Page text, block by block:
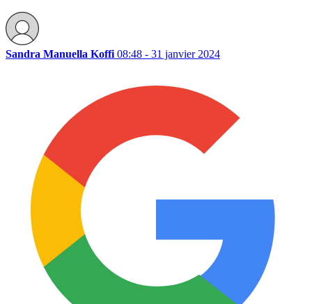
Sandra Manuella Koffi 08:48 - 31 janvier 2024